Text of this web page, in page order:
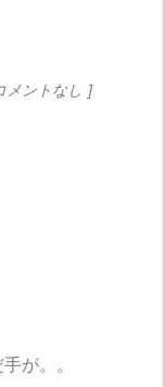
メントなし
が。。